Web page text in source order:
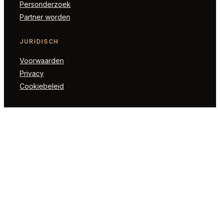
Personderzoek
Partner worden
JURIDISCH
Voorwaarden
Privacy
Cookiebeleid